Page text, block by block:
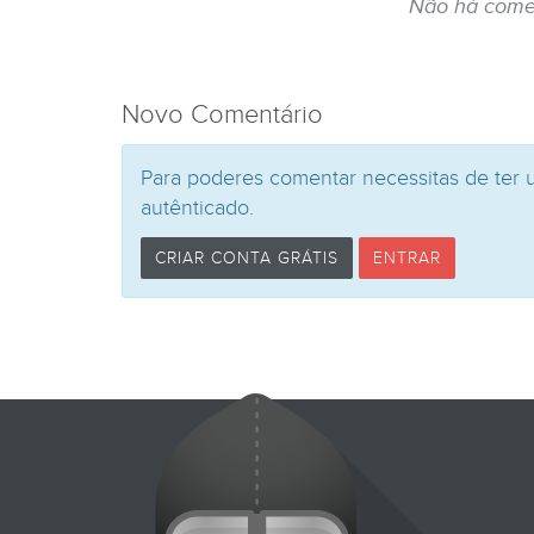
Não há
Novo Comentário
Para poderes comentar necessitas de
autênticado.
CRIAR CONTA GRÁTIS ENTRAR